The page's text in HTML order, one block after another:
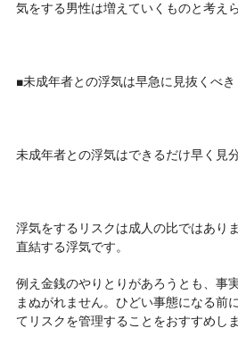
気をする男性は増えていくものと考え
■未成年者との浮気は早急に見抜くべき
未成年者との浮気はできるだけ早く見
浮気をするリスクは成人の比ではあり
直結する浮気です。
例え金銭のやりとりがあろうとも、事
まぬがれません。ひどい事態になる前
てリスクを管理することをおすすめしま